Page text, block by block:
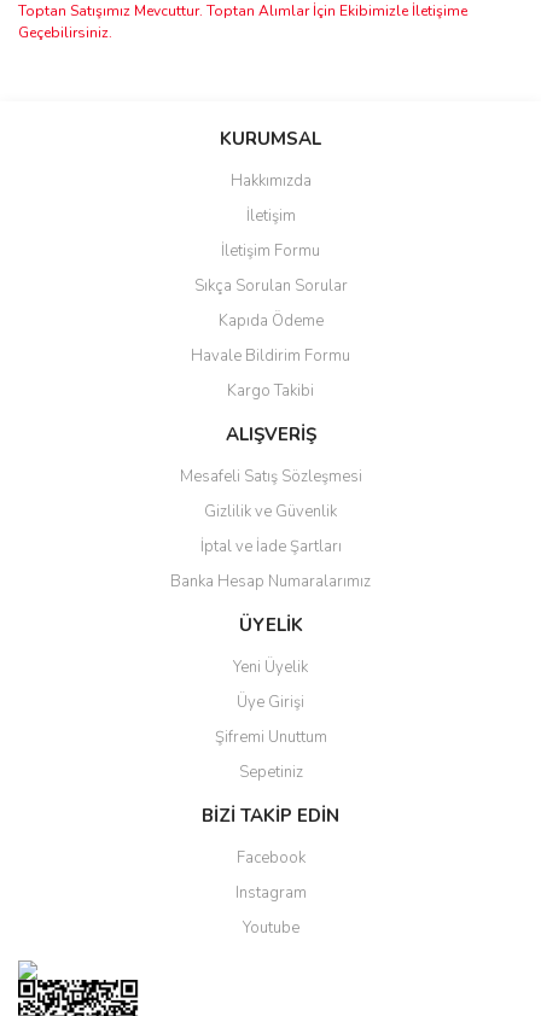
Toptan Satışımız Mevcuttur. Toptan Alımlar İçin Ekibimizle İletişime
Geçebilirsiniz.
Bu ürüne ilk yorumu siz yapın!
Yorum Yaz
Ürün resmi kalitesiz, bozuk veya görüntülenemiyor.
Ürün açıklamasında eksik bilgiler bulunuyor.
Ürün bilgilerinde hatalar bulunuyor.
Ürün fiyatı diğer sitelerden daha pahalı.
Bu ürüne benzer farklı alternatifler olmalı.
Gönder
KURUMSAL
Hakkımızda
İletişim
İletişim Formu
Sıkça Sorulan Sorular
Kapıda Ödeme
Havale Bildirim Formu
Kargo Takibi
ALIŞVERİŞ
Mesafeli Satış Sözleşmesi
Gizlilik ve Güvenlik
İptal ve İade Şartları
Banka Hesap Numaralarımız
ÜYELİK
Yeni Üyelik
Üye Girişi
Şifremi Unuttum
Sepetiniz
BİZİ TAKİP EDİN
Facebook
Instagram
Youtube